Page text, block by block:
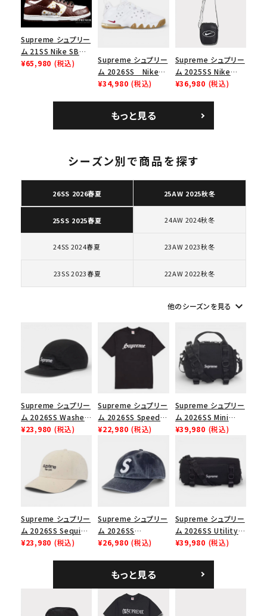
キーワードから探す
カテゴリーから探す
価格から探す
在庫のない商品を表示する
絞り込んで検索する
ューズ ホワイト
ラック
Supreme シュプリー
ム 21SS Nike SB
Dunk Low ナイキSB
¥65,980 (税込)
Supreme シュプリー
ム 2026SS Nike
SB Air Max 2 CB 94
ロー SP ホワイト
¥34,980 (税込)
Supreme シュプリー
ム 2025SS Nike
Leather Shoulder
¥36,980 (税込)
もっと見る
シーズン別で商品を探す
26SS 2026春夏 25AW 2025秋冬
25SS 2025春夏 24AW 2024秋冬
24SS 2024春夏 23AW 2023秋冬
23SS 2023春夏 22AW 2022秋冬
他のシーズンを見る keyboard_arrow_down
Supreme シュプリー
ム 2026SS Washed
Chino Twill Camp
ノツイル キャンプキャ
ップ ブラック
¥23,980 (税込)
Supreme シュプリー
ム 2026SS Speed
Tee スピードTシャツ
¥22,980 (税込)
Supreme シュプリー
ム 2026SS Mini
Duffle Bag ミニダッ
¥39,980 (税込)
Supreme シュプリー
ム 2026SS Sequin
Denim Classic
ャップ ナチュラル
¥23,980 (税込)
Supreme シュプリー
ム 2026SS
Pigment Coated S
ゴ 6パネル ネイビー
¥26,980 (税込)
Supreme シュプリー
ム 2026SS Utility
Bag ユーティリティ
¥39,980 (税込)
もっと見る